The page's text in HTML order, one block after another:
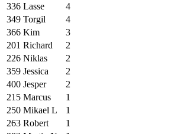
336 Lasse
4
349 Torgil
4
366 Kim
3
201 Richard
2
226 Niklas
2
359 Jessica
2
400 Jesper
2
215 Marcus
1
250 Mikael L
1
263 Robert
1